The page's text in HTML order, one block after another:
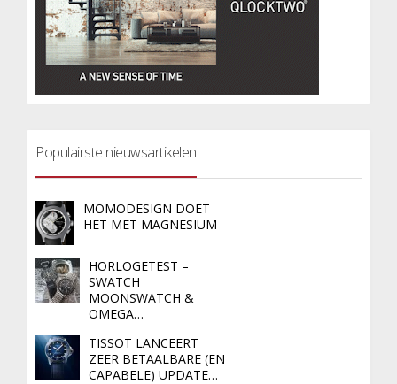
Populairste nieuwsartikelen
MOMODESIGN DOET
HET MET MAGNESIUM
HORLOGETEST –
SWATCH
MOONSWATCH &
OMEGA…
TISSOT LANCEERT
ZEER BETAALBARE (EN
CAPABELE) UPDATE…